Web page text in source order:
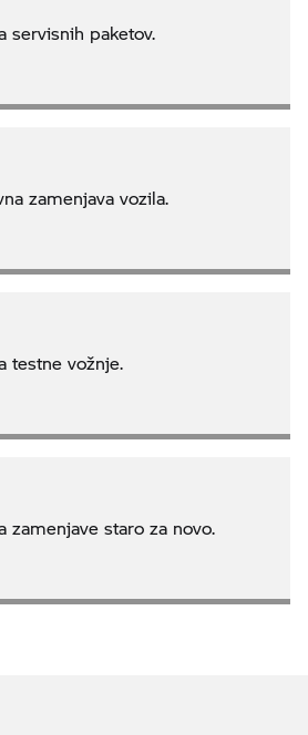
servisnih paketov.
zamenjava vozila.
testne vožnje.
zamenjave staro za novo.